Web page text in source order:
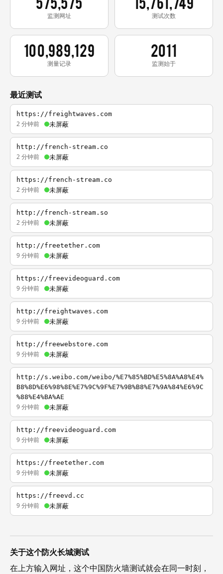
监测网址 测试次数
100,989,129
测量记录
2011
监测始于
最近测试
https://freightwaves.com
2 分钟前 未屏蔽
http://french-stream.co
2 分钟前 未屏蔽
https://french-stream.co
2 分钟前 未屏蔽
http://french-stream.so
2 分钟前 未屏蔽
http://freetether.com
9 分钟前 未屏蔽
https://freevideoguard.com
9 分钟前 未屏蔽
http://freightwaves.com
9 分钟前 未屏蔽
http://freewebstore.com
9 分钟前 未屏蔽
http://s.weibo.com/weibo/%E7%85%BD%E5%8A%A8%E4%
B8%8D%E6%98%8E%E7%9C%9F%E7%9B%B8%E7%9A%84%E6%9C
%88%E4%BA%AE
9 分钟前 未屏蔽
http://freevideoguard.com
9 分钟前 未屏蔽
https://freetether.com
9 分钟前 未屏蔽
https://freevd.cc
9 分钟前 未屏蔽
关于这个防火长城测试
在上方输入网址，这个中国防火墙测试就会在同一时刻，